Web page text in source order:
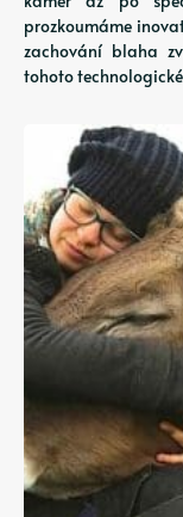
prozkoumáme
zachování blaha
tohoto